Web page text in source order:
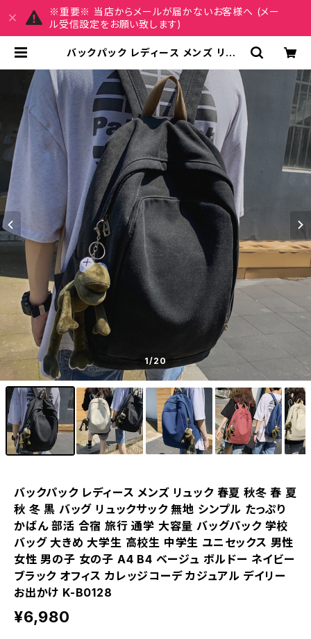
※重要※ 当店からメールが届かないお客様へ (メー
ル受信設定をお願い致します)
バックパック レディース メンズ リュッ
ュックサック 無地 シンプル たっぷり
かばん 部活 合宿 旅行 通学 大容量
バッグパック 学校バッグ 大きめ 大学
生 高校生 中学生 ユニセックス 男性
女性 男の子 女の子 A4 B4 ベージュ
ボルドー ネイビー ブラック オフィス
カレッジコーデ カジュアル デイリー
お出かけ K-B0128 | REIRSE レイ
ルセ 20代,30代,40代 レディースフ
ァッション 通販
1/20
バックパック レディース メンズ リュック 春夏 秋冬 春 夏
秋 冬 黒 バッグ リュックサック 無地 シンプル たっぷり
かばん 部活 合宿 旅行 通学 大容量 バッグパック 学校
バッグ 大きめ 大学生 高校生 中学生 ユニセックス 男性
女性 男の子 女の子 A4 B4 ベージュ ボルドー ネイビー
ブラック オフィス カレッジコーデ カジュアル デイリー
お出かけ K-B0128
¥6,980